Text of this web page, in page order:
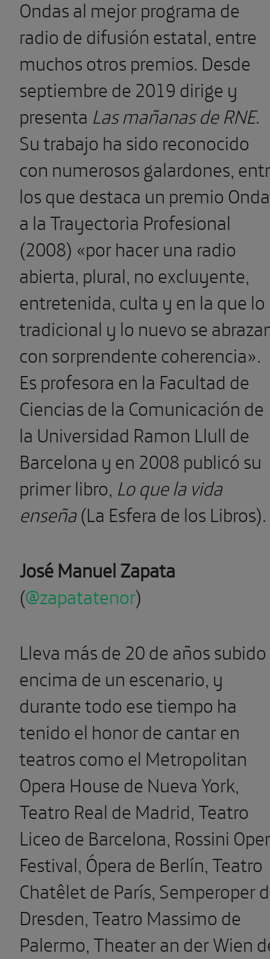
Ondas al mejor programa de
radio de difusión estatal, entre
muchos otros premios. Desde
septiembre de 2019 dirige y
presenta Las mañanas de RNE.
Su trabajo ha sido reconocido
con numerosos galardones,
los que destaca un premio
a la Trayectoria Profesional
(2008) «por hacer una radio
abierta, plural, no excluyente,
entretenida, culta y en la que lo
tradicional y lo nuevo se
con sorprendente coherencia».
Es profesora en la Facultad de
Ciencias de la Comunicación de
la Universidad Ramon Llull de
Barcelona y en 2008 publicó su
primer libro, Lo que la vida
enseña(La Esfera de los Libros).
José Manuel Zapata
(@zapatatenor)
Lleva más de 20 de años subido
encima de un escenario, y
durante todo ese tiempo ha
tenido el honor de cantar en
teatros como el Metropolitan
Opera House de Nueva York,
Teatro Real de Madrid, Teatro
Liceo de Barcelona, Rossini
Festival, Ópera de Berlín, Teatro
Chatêlet de París, Semperoper
Dresden, Teatro Massimo de
Palermo, Theater an der Wien